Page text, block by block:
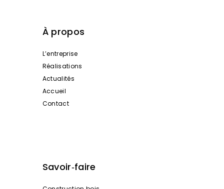
À propos
L’entreprise
Réalisations
Actualités
Accueil
Contact
Savoir‑faire